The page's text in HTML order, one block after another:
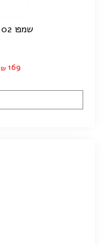
שמפו 02 נגד קשקשים | 1000 מ"ל
₪ 169